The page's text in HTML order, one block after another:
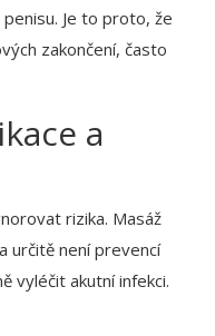
Je to proto, že
zakončení, často
a
rizika. Masáž
určitě není prevencí
vyléčit akutní infekci.